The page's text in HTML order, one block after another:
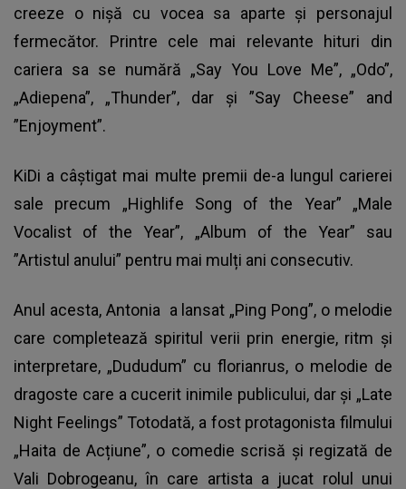
creeze o nișă cu vocea sa aparte și personajul
fermecător. Printre cele mai relevante hituri din
cariera sa se numără „Say You Love Me”, „Odo”,
„Adiepena”, „Thunder”, dar și ”Say Cheese” and
”Enjoyment”.
KiDi a câștigat mai multe premii de-a lungul carierei
sale precum „Highlife Song of the Year” „Male
Vocalist of the Year”, „Album of the Year” sau
”Artistul anului” pentru mai mulți ani consecutiv.
Anul acesta, Antonia a lansat „Ping Pong”, o melodie
care completează spiritul verii prin energie, ritm și
interpretare, „Dududum” cu florianrus, o melodie de
dragoste care a cucerit inimile publicului, dar și „Late
Night Feelings” Totodată, a fost protagonista filmului
„Haita de Acțiune”, o comedie scrisă și regizată de
Vali Dobrogeanu, în care artista a jucat rolul unui